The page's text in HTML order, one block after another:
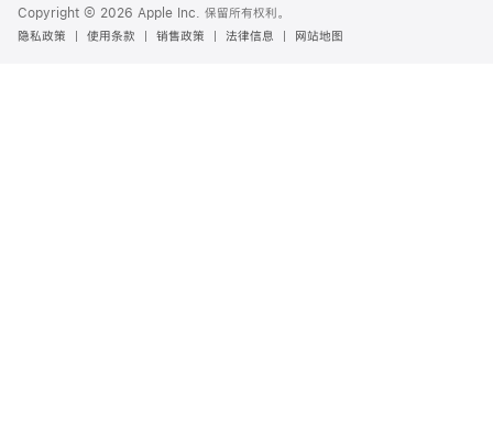
Copyright © 2026 Apple Inc. 保留所有权利。
隐私政策
使用条款 销售政策 法律信息 网站地图